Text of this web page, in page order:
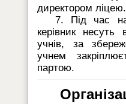
директором ліцею.
7. Під час
керівник несуть
учнів, за
учнем
партою.